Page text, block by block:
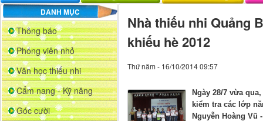
DANH MỤC
Thông báo
Phóng viên nhỏ
Văn học thiếu nhi
Cẩm nang - Kỹ năng
Góc cười
Nhà thiếu nhi Quảng
khiếu hè 2012
Thứ năm - 16/10/2014 09:57
Ngày 28/7 vừa
kiểm tra các lớp
Nguyễn Hoàng Vũ